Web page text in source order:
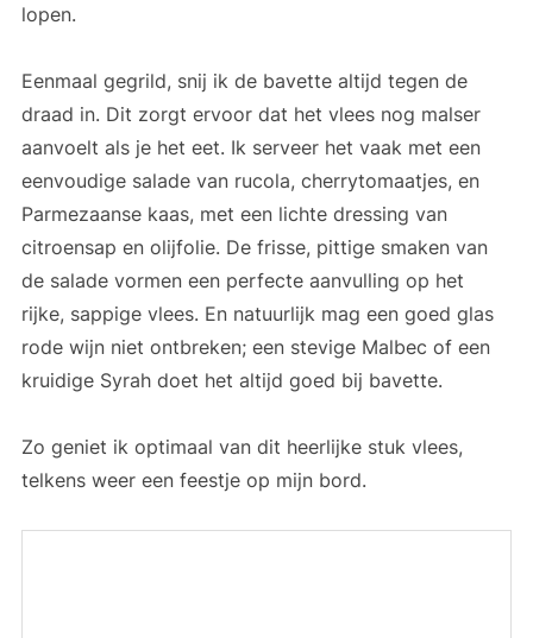
lopen.
Eenmaal gegrild, snij ik de bavette altijd tegen de
draad in. Dit zorgt ervoor dat het vlees nog malser
aanvoelt als je het eet. Ik serveer het vaak met een
eenvoudige salade van rucola, cherrytomaatjes, en
Parmezaanse kaas, met een lichte dressing van
citroensap en olijfolie. De frisse, pittige smaken van
de salade vormen een perfecte aanvulling op het
rijke, sappige vlees. En natuurlijk mag een goed glas
rode wijn niet ontbreken; een stevige Malbec of een
kruidige Syrah doet het altijd goed bij bavette.
Zo geniet ik optimaal van dit heerlijke stuk vlees,
telkens weer een feestje op mijn bord.